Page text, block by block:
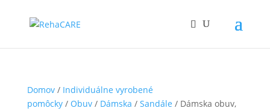
Domov/ Individuálne vyrobené
pomôcky/ Obuv/ Dámska / Sandále / Dámska obuv,